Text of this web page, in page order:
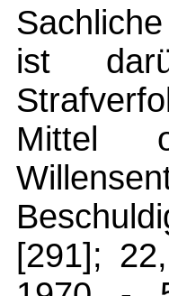
ist
Mittel
[291];